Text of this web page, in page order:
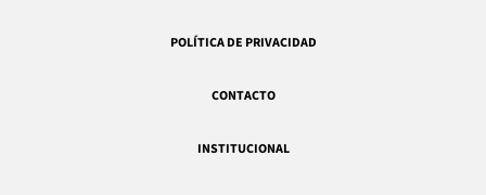
POLÍTICA DE PRIVACIDAD
CONTACTO
INSTITUCIONAL